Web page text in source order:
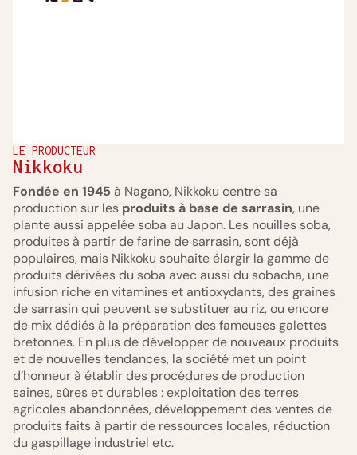
LE PRODUCTEUR
Nikkoku
Fondée en 1945 à Nagano, Nikkoku centre sa
production sur les produits à base de sarrasin, une
plante aussi appelée soba au Japon. Les nouilles soba,
produites à partir de farine de sarrasin, sont déjà
populaires, mais Nikkoku souhaite élargir la gamme de
produits dérivées du soba avec aussi du sobacha, une
infusion riche en vitamines et antioxydants, des graines
de sarrasin qui peuvent se substituer au riz, ou encore
de mix dédiés à la préparation des fameuses galettes
bretonnes. En plus de développer de nouveaux produits
et de nouvelles tendances, la société met un point
d’honneur à établir des procédures de production
saines, sûres et durables : exploitation des terres
agricoles abandonnées, développement des ventes de
produits faits à partir de ressources locales, réduction
du gaspillage industriel etc.